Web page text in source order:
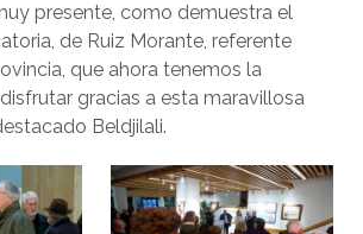
presente, como demuestra el
de Ruiz Morante, referente
que ahora tenemos la
gracias a esta maravillosa
Beldjilali.